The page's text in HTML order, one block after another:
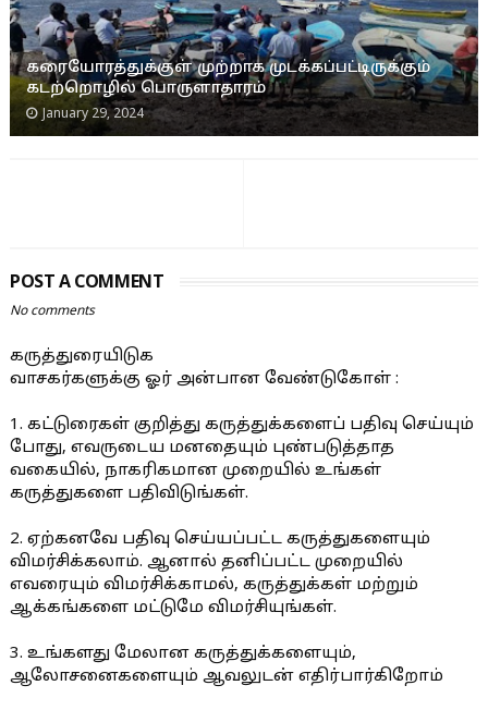
கரையோரத்துக்குள் முற்றாக முடக்கப்பட்டிருக்கும்
கடற்றொழில் பொருளாதாரம்
January 29, 2024
POST A COMMENT
No comments
கருத்துரையிடுக
வாசகர்களுக்கு ஓர் அன்பான வேண்டுகோள் :
1. கட்டுரைகள் குறித்து கருத்துக்களைப் பதிவு செய்யும்
போது, எவருடைய மனதையும் புண்படுத்தாத
வகையில், நாகரிகமான முறையில் உங்கள்
கருத்துகளை பதிவிடுங்கள்.
2. ஏற்கனவே பதிவு செய்யப்பட்ட கருத்துகளையும்
விமர்சிக்கலாம். ஆனால் தனிப்பட்ட முறையில்
எவரையும் விமர்சிக்காமல், கருத்துக்கள் மற்றும்
ஆக்கங்களை மட்டுமே விமர்சியுங்கள்.
3. உங்களது மேலான கருத்துக்களையும்,
ஆலோசனைகளையும் ஆவலுடன் எதிர்பார்கிறோம்